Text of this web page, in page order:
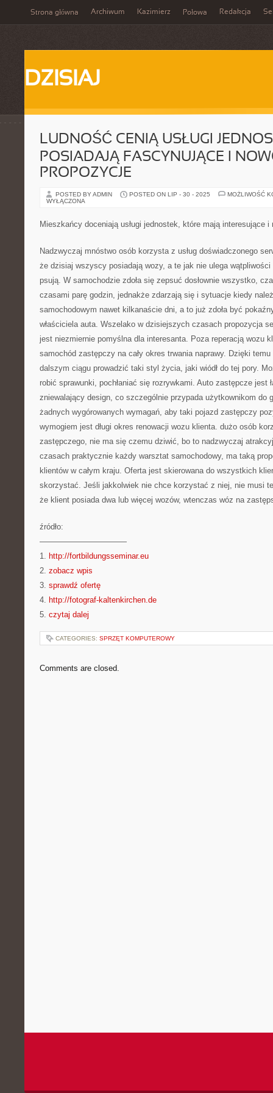
Strona główna Archiwum Kazimierz Połowa Redakcja
DZISIAJ
LUDNOŚĆ CENIĄ USŁUGI
POSIADAJĄ FASCYNUJĄCE I
PROPOZYCJE
POSTED BY ADMIN POSTED ON LIP - 30 - 2025
MOŻLIWOŚĆ
WYŁĄCZONA
Mieszkańcy doceniają usługi jednostek, które mają interesujące i
Nadzwyczaj mnóstwo osób korzysta z usług doświadczonego
że dzisiaj wszyscy posiadają wozy, a te jak nie ulega
psują. W samochodzie zdoła się zepsuć dosłownie wszystko,
czasami parę godzin, jednakże zdarzają się i sytuacje kiedy
samochodowym nawet kilkanaście dni, a to już zdoła być
właściciela auta. Wszelako w dzisiejszych czasach propozycja
jest niezmiernie pomyślna dla interesanta. Poza reperacją wozu
samochód zastępczy na cały okres trwania naprawy. Dzięki
dalszym ciągu prowadzić taki styl życia, jaki wiódł do tej pory.
robić sprawunki, pochłaniać się rozrywkami. Auto zastępcze jest
zniewalający design, co szczególnie przypada użytkownikom do
żadnych wygórowanych wymagań, aby taki pojazd zastępczy
wymogiem jest długi okres renowacji wozu klienta. dużo osób
zastępczego, nie ma się czemu dziwić, bo to nadzwyczaj
czasach praktycznie każdy warsztat samochodowy, ma taką
klientów w całym kraju. Oferta jest skierowana do wszystkich
skorzystać. Jeśli jakkolwiek nie chce korzystać z niej, nie musi
że klient posiada dwa lub więcej wozów, wtenczas wóz na
źródło:
———————————
1. http://fortbildungsseminar.eu
2. zobacz wpis
3. sprawdź ofertę
4. http://fotograf-kaltenkirchen.de
5. czytaj dalej
CATEGORIES: SPRZĘT KOMPUTEROWY
Comments are closed.